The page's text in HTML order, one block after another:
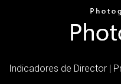
Indicadores de Director |